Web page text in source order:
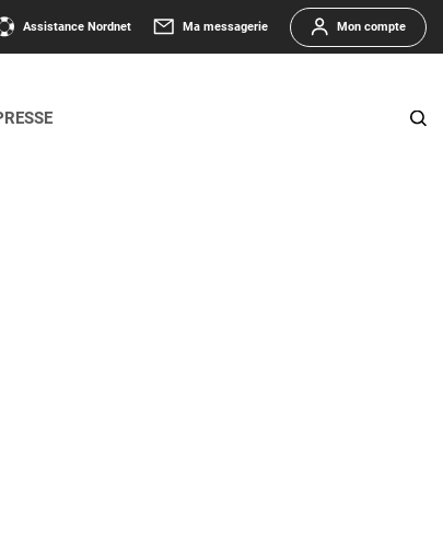
Assistance Nordnet Ma messagerie Mon compte